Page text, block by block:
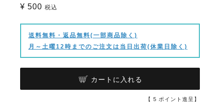
¥ 500 税込
送料無料・返品無料(一部商品除く)
月～土曜12時までのご注文は当日出荷(休業日除く)
カートに入れる
【 5 ポイント進呈】